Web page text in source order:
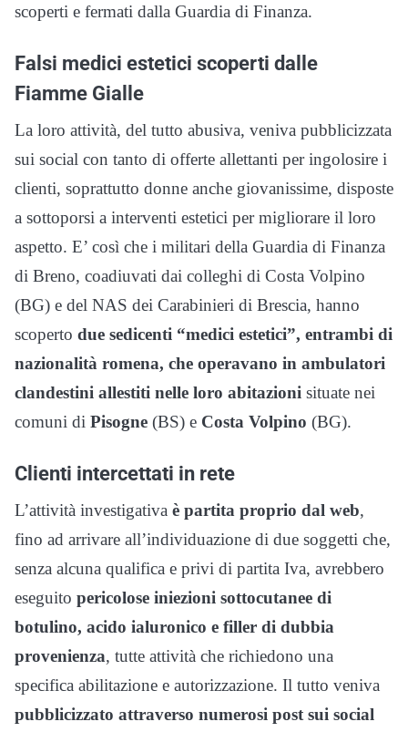
scoperti e fermati dalla Guardia di Finanza.
Falsi medici estetici scoperti dalle
Fiamme Gialle
La loro attività, del tutto abusiva, veniva pubblicizzata
sui social con tanto di offerte allettanti per ingolosire i
clienti, soprattutto donne anche giovanissime, disposte
a sottoporsi a interventi estetici per migliorare il loro
aspetto. E’ così che i militari della Guardia di Finanza
di Breno, coadiuvati dai colleghi di Costa Volpino
(BG) e del NAS dei Carabinieri di Brescia, hanno
scoperto due sedicenti “medici estetici”, entrambi di
nazionalità romena, che operavano in ambulatori
clandestini allestiti nelle loro abitazioni situate nei
comuni di Pisogne (BS) e Costa Volpino (BG).
Clienti intercettati in rete
L’attività investigativa è partita proprio dal web,
fino ad arrivare all’individuazione di due soggetti che,
senza alcuna qualifica e privi di partita Iva, avrebbero
eseguito pericolose iniezioni sottocutanee di
botulino, acido ialuronico e filler di dubbia
provenienza, tutte attività che richiedono una
specifica abilitazione e autorizzazione. Il tutto veniva
pubblicizzato attraverso numerosi post sui social